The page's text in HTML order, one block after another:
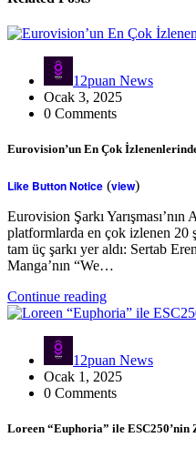
12puan News
Ocak 3, 2025
0 Comments
Eurovision’un En Çok
Like Button Notice (view)
Eurovision Şarkı
platformlarda en çok izlenen 20
tam üç şarkı yer aldı: Sertab
Manga’nın “We…
Continue reading
12puan News
Ocak 1, 2025
0 Comments
Loreen “Euphoria” ile ESC250’nin